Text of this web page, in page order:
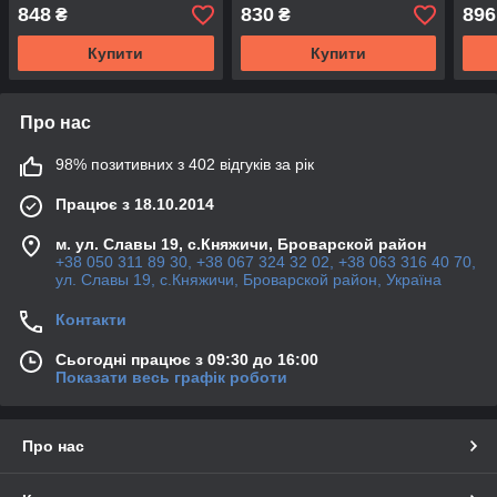
Regal & Cadillac XTS &
OPEL Insignia
848 ₴
Купити
LaCrosse Regal & Cadillac
SRX XTS
830₴
Купити
896
Про нас
98% позитивних з 402 відгуків за рік
Працює з 18.10.2014
м. ул. Славы 19, с.Княжичи, Броварской район
+38 050 311 89 30, +38 067 324 32 02, +38 063 316 40 70,
ул. Славы 19, с.Княжичи, Броварской район, Україна
Контакти
Сьогодні працює з 09:30 до 16:00
Показати весь графік роботи
Про нас